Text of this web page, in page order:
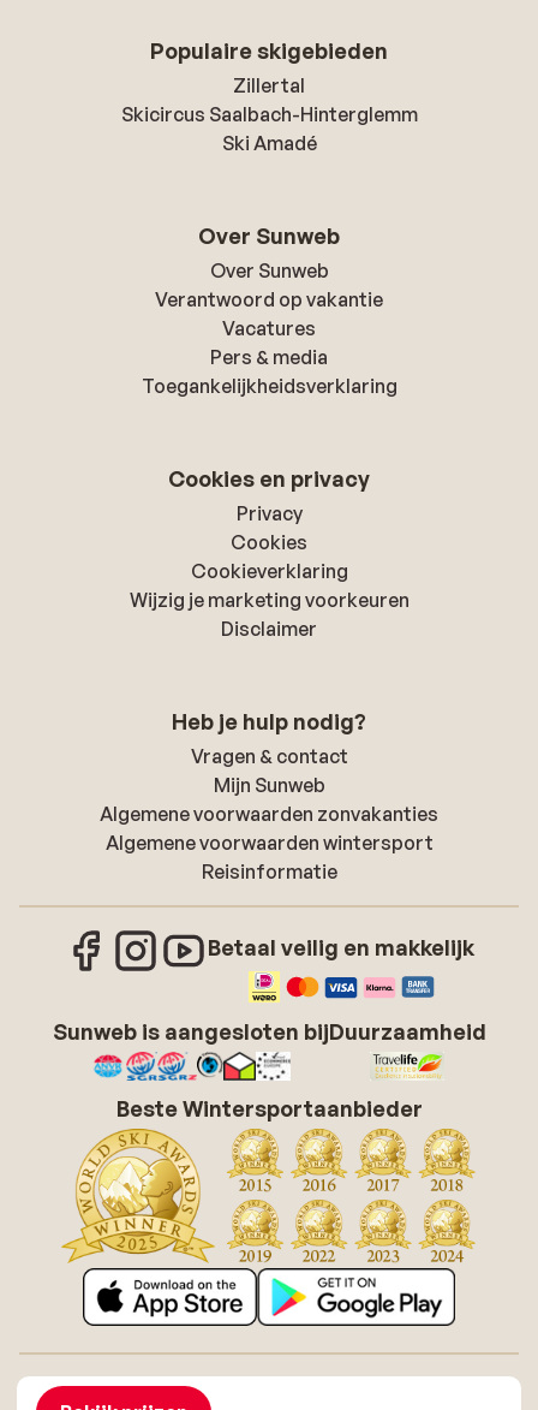
Populaire skigebieden
Zillertal
Skicircus Saalbach-Hinterglemm
Ski Amadé
Over Sunweb
Over Sunweb
Verantwoord op vakantie
Vacatures
Pers & media
Toegankelijkheidsverklaring
Cookies en privacy
Privacy
Cookies
Cookieverklaring
Wijzig je marketing voorkeuren
Disclaimer
Heb je hulp nodig?
Vragen & contact
Mijn Sunweb
Algemene voorwaarden zonvakanties
Algemene voorwaarden wintersport
Reisinformatie
Betaal veilig en makkelijk
Sunweb is aangesloten bijDuurzaamheid
Beste Wintersportaanbieder
Over Sunweb